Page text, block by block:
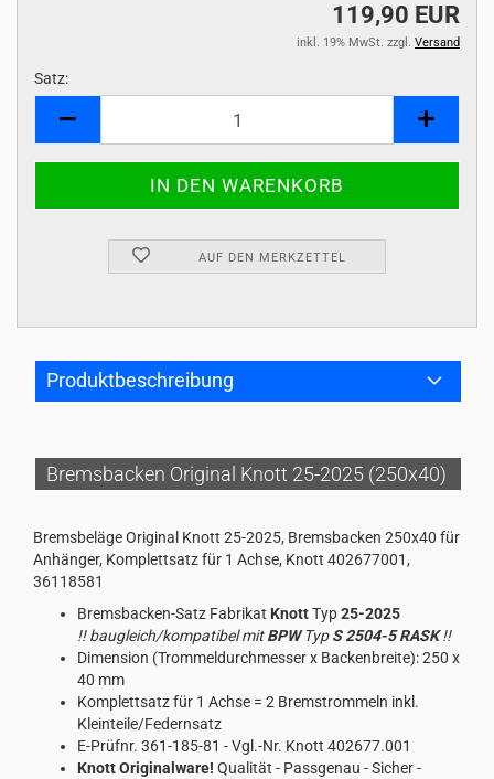
119,90 EUR
inkl. 19% MwSt. zzgl. Versand
Satz:
AUF DEN MERKZETTEL
Produktbeschreibung
Bremsbacken Original Knott 25-2025 (250x40)
Bremsbeläge Original Knott 25-2025, Bremsbacken 250x40 für
Anhänger, Komplettsatz für 1 Achse, Knott 402677001,
36118581
Bremsbacken-Satz Fabrikat KnottTyp25-2025
!! baugleich/kompatibel mitBPWTypS 2504-5 RASK!!
Dimension (Trommeldurchmesser x Backenbreite): 250 x
40 mm
Komplettsatz für 1 Achse = 2 Bremstrommeln inkl.
Kleinteile/Federnsatz
E-Prüfnr. 361-185-81 - Vgl.-Nr. Knott 402677.001
Knott Originalware! Qualität - Passgenau - Sicher -